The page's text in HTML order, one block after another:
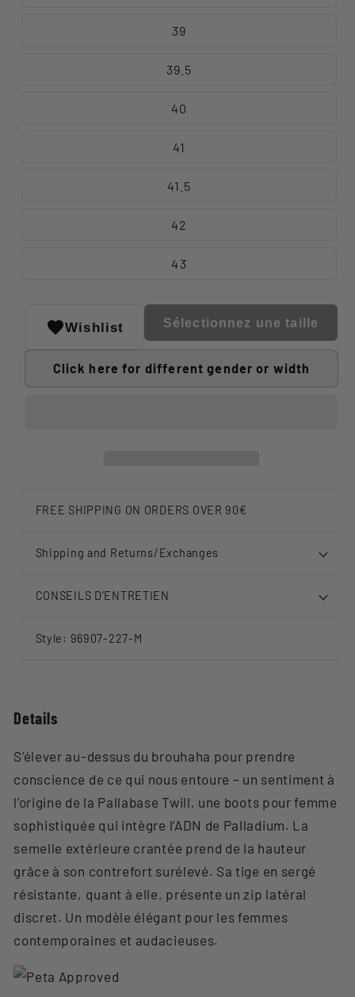
39
39.5
40
41
41.5
42
43
Wishlist Sélectionnez une taille
Click here for different gender or width
FREE SHIPPING ON ORDERS OVER 90€
Shipping and Returns/Exchanges
CONSEILS D’ENTRETIEN
Style: 96907-227-M
Details
S’élever au-dessus du brouhaha pour prendre
conscience de ce qui nous entoure – un sentiment à
l’origine de la Pallabase Twill, une boots pour femme
sophistiquée qui intègre l’ADN de Palladium. La
semelle extérieure crantée prend de la hauteur
grâce à son contrefort surélevé. Sa tige en sergé
résistante, quant à elle, présente un zip latéral
discret. Un modèle élégant pour les femmes
contemporaines et audacieuses.